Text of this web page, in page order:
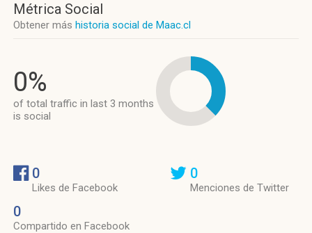
Métrica Social
Obtener más historia social de Maac.cl
0%
of total traffic in last 3 months
is social
0
Likes de Facebook
0
Compartido en Facebook
0
Menciones de Twitter